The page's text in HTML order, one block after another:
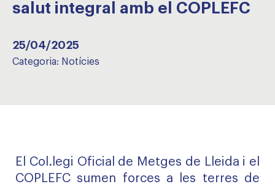
salut integral amb el COPLEFC
25/04/2025
Categoria: Notícies
El Col.legi Oficial de Metges de Lleida i el
COPLEFC sumen forces a les terres de